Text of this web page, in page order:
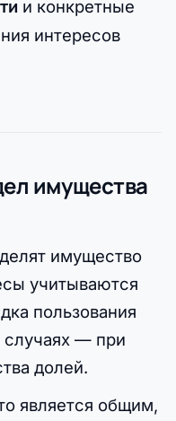
и конкретные
интересов
имущества
имущество
учитываются
пользования
— при
долей.
является общим,